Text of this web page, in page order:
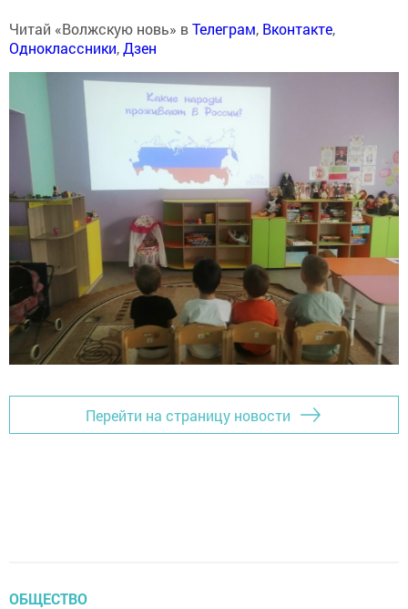
Читай «Волжскую новь» вТелеграм, Вконтакте,
Одноклассники,Дзен
Перейти на страницу новости
ОБЩЕСТВО